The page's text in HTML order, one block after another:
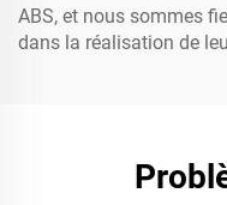
ABS, et nous sommes
dans la réalisation de